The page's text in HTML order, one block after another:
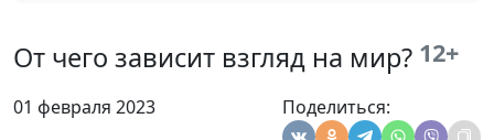
От чего зависит взгляд на мир? 12+
01 февраля 2023 Поделиться:
магистр теологии
Всегда ли нужно
Валерий Малышев,
Юрий Волобоев,